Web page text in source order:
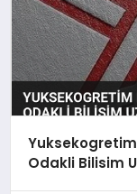
Odakli Bilisim